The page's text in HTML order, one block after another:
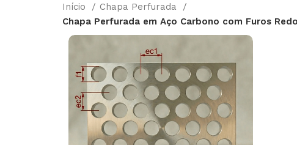
Início
Chapa Perfurada
Chapa Perfurada em Aço Carbono com Furos